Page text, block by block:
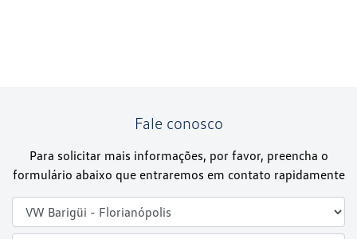
Fale conosco
Para solicitar mais informações, por favor, preencha o
formulário abaixo que entraremos em contato rapidamente